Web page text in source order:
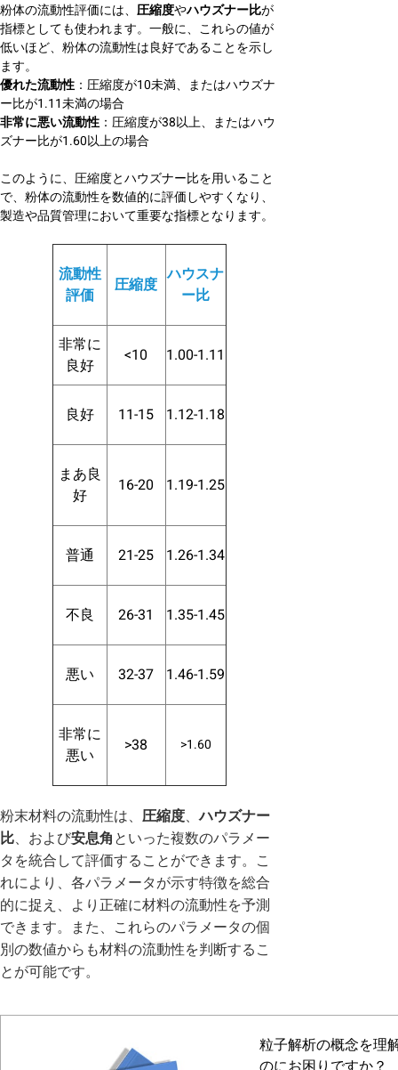
粉体の流動性評価には、 圧縮度やハウズナー比が
指標としても使われます。一般に、これらの値が
低いほど、粉体の流動性は良好であることを示し
ます。
優れた流動性：圧縮度が10未満、またはハウズナ
ー比が1.11未満の場合
非常に悪い流動性：圧縮度が38以上、またはハウ
ズナー比が1.60以上の場合
このように、圧縮度とハウズナー比を用いること
で、粉体の流動性を数値的に評価しやすくなり、
製造や品質管理において重要な指標となります。
流動性
評価
圧縮度 ハウスナ
ー比
非常に
良好
<10 1.00-1.11
良好 11-15 1.12-1.18
まあ良
好
16-20 1.19-1.25
普通 21-25 1.26-1.34
不良 26-31 1.35-1.45
悪い 32-37 1.46-1.59
非常に
悪い
>38 >1.60
粉末材料の流動性は、 圧縮度 、ハウズナー
比 、および安息角 といった複数のパラメー
タを統合して評価することができます。こ
れにより、各パラメータが示す特徴を総合
的に捉え、より正確に材料の流動性を予測
できます。また、これらのパラメータの個
別の数値からも材料の流動性を判断するこ
とが可能です。
粒子解析の概念を理